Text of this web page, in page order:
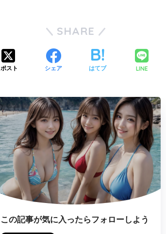
SHARE
ポスト シェア はてブ LINE
この記事が気に入ったらフォローしよう